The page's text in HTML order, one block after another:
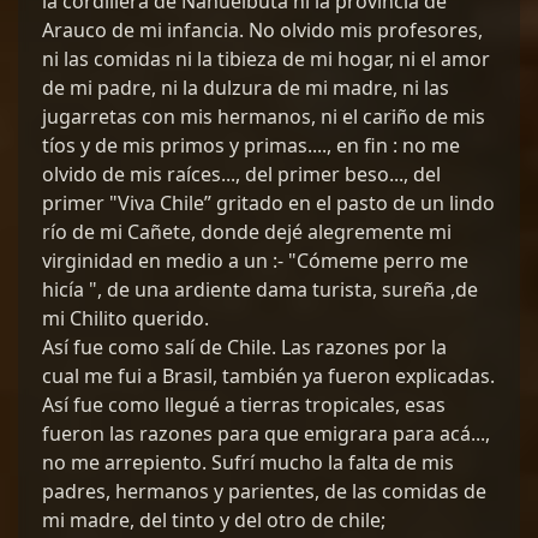
Arauco de mi infancia. No olvido mis profesores,
ni las comidas ni la tibieza de mi hogar, ni el amor
de mi padre, ni la dulzura de mi madre, ni las
jugarretas con mis hermanos, ni el cariño de mis
tíos y de mis primos y primas...., en fin : no me
olvido de mis raíces..., del primer beso..., del
primer "Viva Chile” gritado en el pasto de un lindo
río de mi Cañete, donde dejé alegremente mi
virginidad en medio a un :- "Cómeme perro me
hicía ", de una ardiente dama turista, sureña ,de
mi Chilito querido.
Así fue como salí de Chile. Las razones por la
cual me fui a Brasil, también ya fueron explicadas.
Así fue como llegué a tierras tropicales, esas
fueron las razones para que emigrara para acá...,
no me arrepiento. Sufrí mucho la falta de mis
padres, hermanos y parientes, de las comidas de
mi madre, del tinto y del otro de chile;